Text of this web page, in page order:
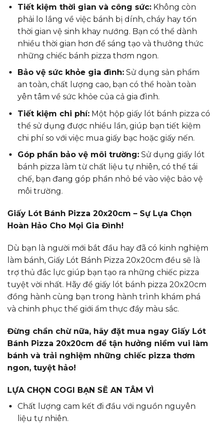
Tiết kiệm thời gian và công sức:Không còn
phải lo lắng về việc bánh bị dính, cháy hay tốn
thời gian vệ sinh khay nướng. Bạn có thể dành
nhiều thời gian hơn để sáng tạo và thưởng thức
những chiếc bánh pizza thơm ngon.
Bảo vệ sức khỏe gia đình:Sử dụng sản phẩm
an toàn, chất lượng cao, bạn có thể hoàn toàn
yên tâm về sức khỏe của cả gia đình.
Tiết kiệm chi phí:Một hộp giấy lót bánh pizza có
thể sử dụng được nhiều lần, giúp bạn tiết kiệm
chi phí so với việc mua giấy bạc hoặc giấy nến.
Góp phần bảo vệ môi trường:Sử dụng giấy lót
bánh pizza làm từ chất liệu tự nhiên, có thể tái
chế, bạn đang góp phần nhỏ bé vào việc bảo vệ
môi trường.
Giấy Lót Bánh Pizza 20x20cm – Sự Lựa Chọn
Hoàn Hảo Cho Mọi Gia Đình!
Dù bạn là người mới bắt đầu hay đã có kinh nghiệm
làm bánh, Giấy Lót Bánh Pizza 20x20cm đều sẽ là
trợ thủ đắc lực giúp bạn tạo ra những chiếc pizza
tuyệt vời nhất. Hãy để giấy lót bánh pizza 20x20cm
đồng hành cùng bạn trong hành trình khám phá
và chinh phục thế giới ẩm thực đầy màu sắc.
Đừng chần chừ nữa, hãy đặt mua ngay Giấy Lót
Bánh Pizza 20x20cm để tận hưởng niềm vui làm
bánh và trải nghiệm những chiếc pizza thơm
ngon, tuyệt hảo!
LỰA CHỌN COGI BẠN SẼ AN TÂM VÌ
Chất lượng cam kết đi đầu với nguồn nguyên
liệu tự nhiên.